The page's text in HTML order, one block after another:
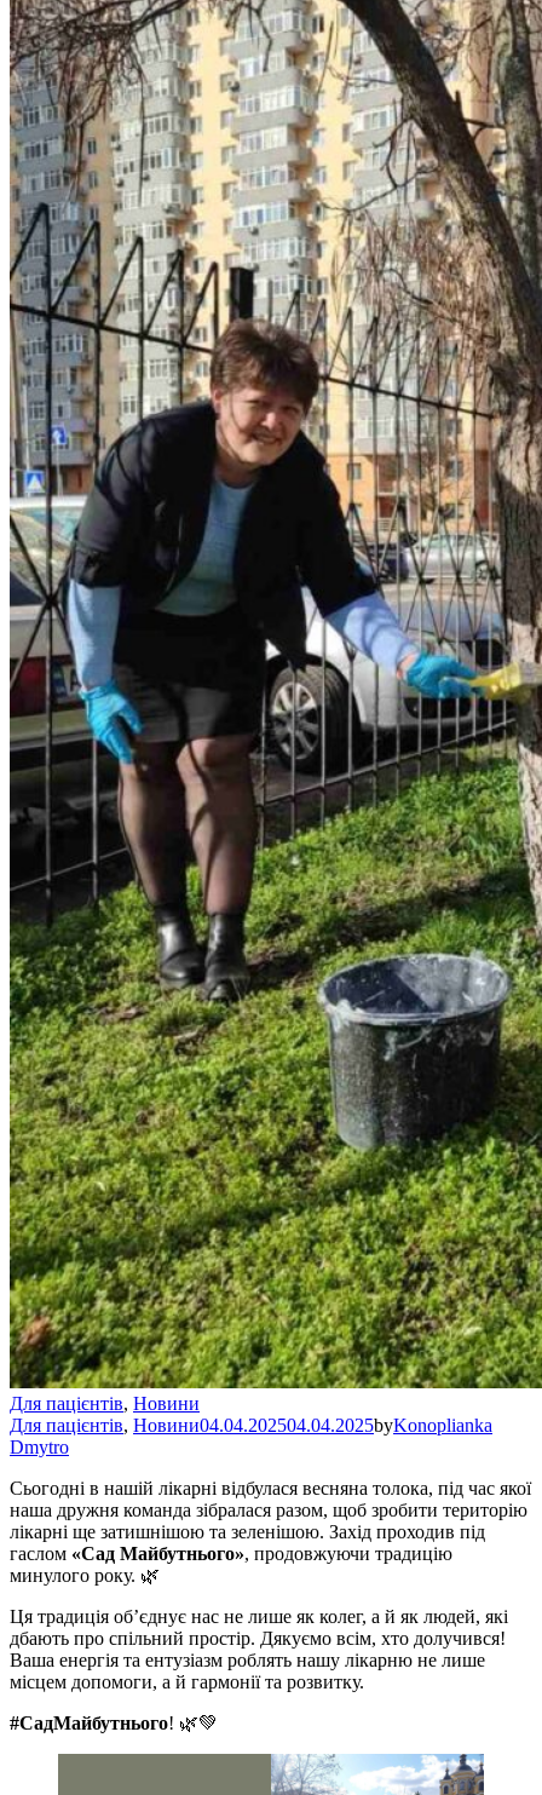
Для пацієнтів, Новини
Для пацієнтів, Новини04.04.202504.04.2025byKonoplianka
Dmytro
Сьогодні в нашій лікарні відбулася весняна толока, під час якої
наша дружня команда зібралася разом, щоб зробити територію
лікарні ще затишнішою та зеленішою. Захід проходив під
гаслом «Сад Майбутнього», продовжуючи традицію
минулого року. 🌿
Ця традиція об’єднує нас не лише як колег, а й як людей, які
дбають про спільний простір. Дякуємо всім, хто долучився!
Ваша енергія та ентузіазм роблять нашу лікарню не лише
місцем допомоги, а й гармонії та розвитку.
#СадМайбутнього! 🌿💚